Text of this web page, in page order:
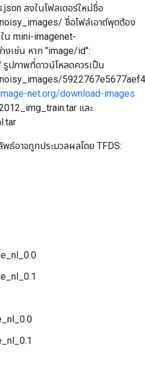
ลงในโฟลเดอร์ใหม่ชื่อ
ชื่อไฟล์เอาต์พุตต้อง
น mini-imagenet-
งเช่น หาก "image/id":
ปภาพที่ดาวน์โหลดควรเป็น
net.org/download-images
และ
ธ์อาจถูกประมวลผลโดย TFDS: